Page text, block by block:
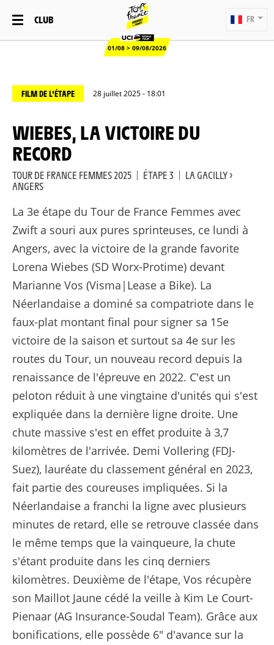
CLUB
01/08 > 09/08/2026
FR
FILM DE L'ÉTAPE 28 juillet 2025 - 18:01
WIEBES, LA VICTOIRE DU
RECORD
TOUR DE FRANCE FEMMES 2025 | ÉTAPE 3 | LA GACILLY >
ANGERS
La 3e étape du Tour de France Femmes avec
Zwift a souri aux pures sprinteuses, ce lundi à
Angers, avec la victoire de la grande favorite
Lorena Wiebes (SD Worx-Protime) devant
Marianne Vos (Visma|Lease a Bike). La
Néerlandaise a dominé sa compatriote dans le
faux-plat montant final pour signer sa 15e
victoire de la saison et surtout sa 4e sur les
routes du Tour, un nouveau record depuis la
renaissance de l'épreuve en 2022. C'est un
peloton réduit à une vingtaine d'unités qui s'est
expliquée dans la dernière ligne droite. Une
chute massive s'est en effet produite à 3,7
kilomètres de l'arrivée. Demi Vollering (FDJ-
Suez), lauréate du classement général en 2023,
fait partie des coureuses impliquées. Si la
Néerlandaise a franchi la ligne avec plusieurs
minutes de retard, elle se retrouve classée dans
le même temps que la vainqueure, la chute
s'étant produite dans les cinq derniers
kilomètres. Deuxième de l'étape, Vos récupère
son Maillot Jaune cédé la veille à Kim Le Court-
Pienaar (AG Insurance-Soudal Team). Grâce aux
bonifications, elle possède 6" d'avance sur la